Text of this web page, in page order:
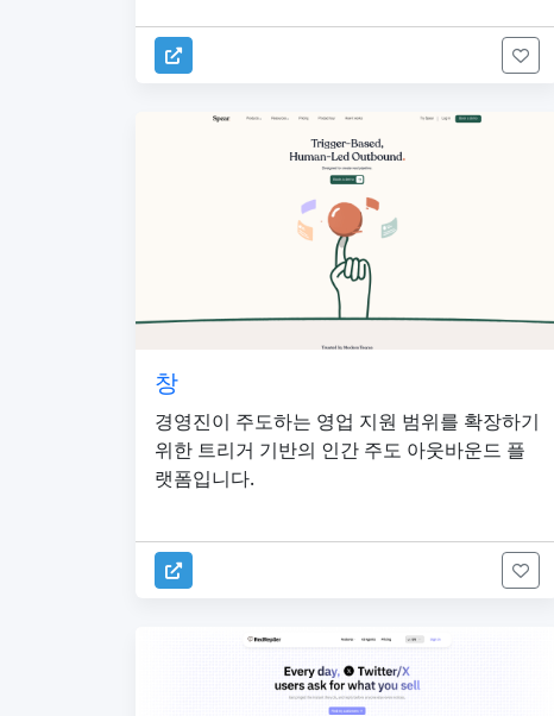
창
경영진이 주도하는 영업 지원 범위를 확장하기
위한 트리거 기반의 인간 주도 아웃바운드 플
랫폼입니다.